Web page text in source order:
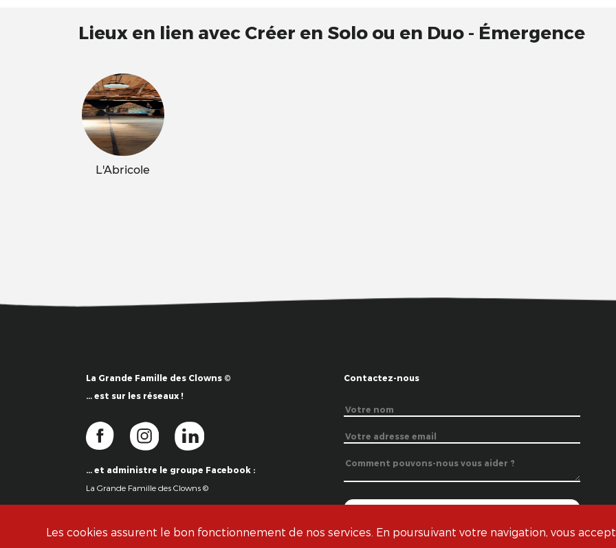
Lieux en lien avec Créer en Solo ou en Duo - Émergence
L'Abricole
La Grande Famille des Clowns ©
… est sur les réseaux !
… et administre le groupe Facebook :
La Grande Famille des Clowns ©
Contactez-nous
Les cookies assurent le bon fonctionnement de nos services. En poursuivant votre navigation, vous